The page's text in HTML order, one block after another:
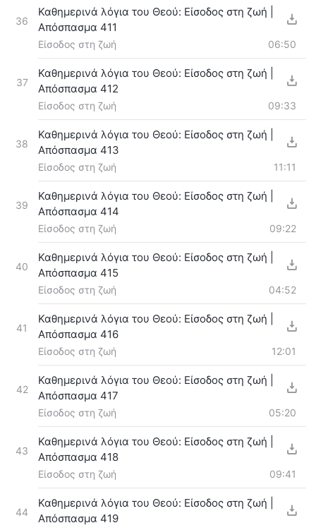
36
Καθημερινά λόγια του Θεού: Είσοδος στη ζωή |
Απόσπασμα 411
Είσοδος στη ζωή 06:50
37
Καθημερινά λόγια του Θεού: Είσοδος στη ζωή |
Απόσπασμα 412
Είσοδος στη ζωή 09:33
38
Καθημερινά λόγια του Θεού: Είσοδος στη ζωή |
Απόσπασμα 413
Είσοδος στη ζωή 11:11
39
Καθημερινά λόγια του Θεού: Είσοδος στη ζωή |
Απόσπασμα 414
Είσοδος στη ζωή 09:22
40
Καθημερινά λόγια του Θεού: Είσοδος στη ζωή |
Απόσπασμα 415
Είσοδος στη ζωή 04:52
41
Καθημερινά λόγια του Θεού: Είσοδος στη ζωή |
Απόσπασμα 416
Είσοδος στη ζωή 12:01
42
Καθημερινά λόγια του Θεού: Είσοδος στη ζωή |
Απόσπασμα 417
Είσοδος στη ζωή 05:20
43
Καθημερινά λόγια του Θεού: Είσοδος στη ζωή |
Απόσπασμα 418
Είσοδος στη ζωή 09:41
44
Καθημερινά λόγια του Θεού: Είσοδος στη ζωή |
Απόσπασμα 419